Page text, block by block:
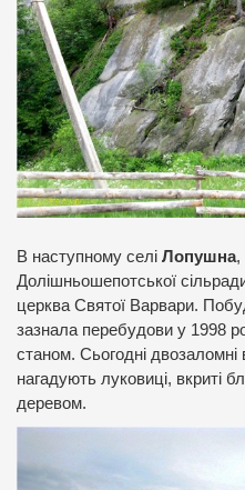
В наступному селі Лопушна,
Долішньошепотської
церква Святої Варвари.
зазнала перебудови у 1998
станом. Сьогодні
нагадують луковиці, вкриті
деревом.